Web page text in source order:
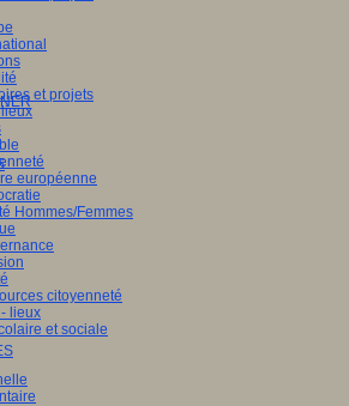
et projets
européenne
Hommes/Femmes
citoyenneté
lieux
et sociale